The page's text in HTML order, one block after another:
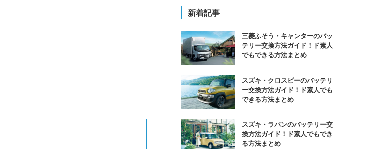
新着記事
三菱ふそう・キャンターのバッ
テリー交換方法ガイド！ド素人
でもできる方法まとめ
スズキ・クロスビーのバッテリ
ー交換方法ガイド！ド素人でも
できる方法まとめ
スズキ・ラパンのバッテリー交
換方法ガイド！ド素人でもでき
る方法まとめ